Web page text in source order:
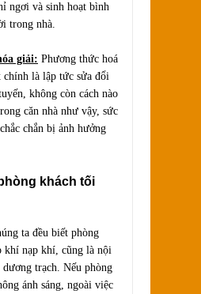
ngơi và sinh hoạt bình
trong nhà.
giải: Phương thức hoá
chính là lập tức sửa đổi
không còn cách nào
căn nhà như vậy, sức
chắn bị ảnh hưởng
khách tối
ta đều biết phòng
khí nạp khí, cũng là nội
trạch. Nếu phòng
ánh sáng, ngoài việc